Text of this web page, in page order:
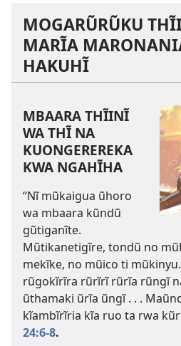
MOGARŨRŨKU
MARĨA
HAKUHĨ
MBAARA THĨINĨ
WA THĨ NA
KUONGEREREKA
KWA NGAHĨHA
“Nĩ mũkaigua ũhoro
wa mbaara kũndũ
gũtiganĩte.
Mũtikanetigĩre, tondũ no
mekĩke, no mũico ti
rũgokĩrĩra rũrĩrĩ rũrĩa rũngĩ
ũthamaki ũrĩa ũngĩ . . .
kĩambĩrĩria kĩa ruo ta rwa
24:6-8.